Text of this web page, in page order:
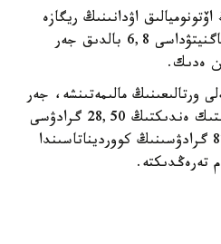
اۋدانىنىڭ ريگازە
قالاسىنداعى دينجي ۋەزىندە ماگنيتۋداسى 6,8 بالدىق جەر
ەدىك.
ورتالىعىنىڭ مالىمەتىنشە، جەر
سىلكىنىسىنىڭ وشاعى سولتۇستىك ەندىكتىڭ 28,50 گرادۋسى
مەن شىعىس بويلىقتىڭ 87,45 گرادۋسىنىڭ كوورديناتاسىندا